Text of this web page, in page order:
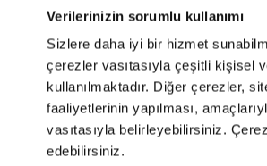
Verilerinizin sorumlu kullanımı
Sizlere daha iyi bir hizmet
çerezler vasıtasıyla çeşitli kişisel
kullanılmaktadır. Diğer çerezler,
faaliyetlerinin yapılması,
vasıtasıyla belirleyebilirsiniz.
edebilirsiniz.